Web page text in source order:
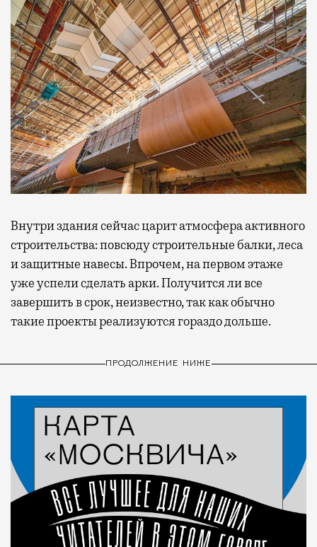
Внутри здания сейчас царит атмосфера активного
строительства: повсюду строительные балки, леса
и защитные навесы. Впрочем, на первом этаже
уже успели сделать арки. Получится ли все
завершить в срок, неизвестно, так как обычно
такие проекты реализуются гораздо дольше.
ПРОДОЛЖЕНИЕ НИЖЕ